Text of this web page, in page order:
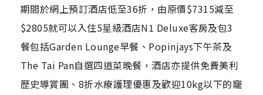
期間於網上預訂酒店低至36折，由原價$7315減至
$2805就可以入住5星級酒店N1 Deluxe客房及包3
餐包括Garden Lounge早餐、Popinjays下午茶及
The Tai Pan自選四道菜晚餐，酒店亦提供免費美利
歷史導賞團、8折水療護理優惠及歡迎10kg以下的竉